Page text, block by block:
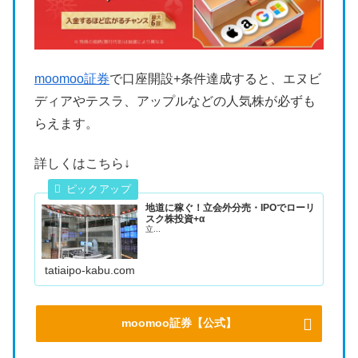
moomoo証券で口座開設+条件達成すると、エヌビ
ディアやテスラ、アップルなどの人気株が必ずも
らえます。
詳しくはこちら↓
地道に稼ぐ！立会外分売・IPOでローリ
スク株投資+α
立...
tatiaipo-kabu.com
moomoo証券【公式】